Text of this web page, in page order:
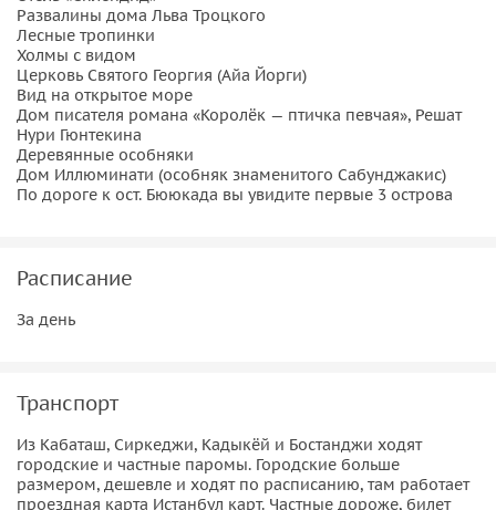
Развалины дома Льва Троцкого
Лесные тропинки
Холмы с видом
Церковь Святого Георгия (Айа Йорги)
Вид на открытое море
Дом писателя романа «Королёк — птичка певчая», Решат
Нури Гюнтекина
Деревянные особняки
Дом Иллюминати (особняк знаменитого Сабунджакис)
По дороге к ост. Бююкада вы увидите первые 3 острова
Расписание
За день
Транспорт
Из Кабаташ, Сиркеджи, Кадыкёй и Бостанджи ходят
городские и частные паромы. Городские больше
размером, дешевле и ходят по расписанию, там работает
проездная карта Истанбул карт. Частные дороже, билет